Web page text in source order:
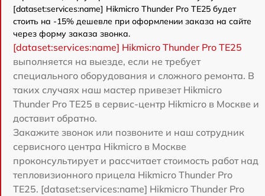
[dataset:services:name] Hikmicro Thunder Pro TE25 будет
стоить на -15% дешевле при оформлении заказа на сайте
через форму заказа звонка.
[dataset:services:name] Hikmicro Thunder Pro TE25
выполняется на выезде, если не требует
специального оборудования и сложного ремонта. В
таких случаях наш мастер привезет Hikmicro
Thunder Pro TE25 в сервис-центр Hikmicro в Москве и
доставит обратно.
Закажите звонок или позвоните и наш сотрудник
сервисного центра Hikmicro в Москве
проконсультирует и рассчитает стоимость работ над
тепловизионного прицела Hikmicro Thunder Pro
TE25. [dataset:services:name] Hikmicro Thunder Pro